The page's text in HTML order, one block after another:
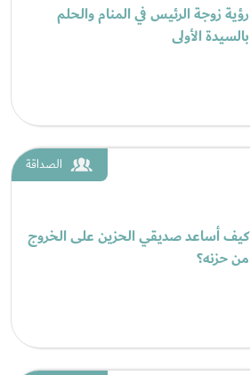
رؤية زوجة الرئيس في المنام والحلم
بالسيدة الأولى
الصداقة
كيف أساعد صديقي الحزين على الخروج
من حزنه؟